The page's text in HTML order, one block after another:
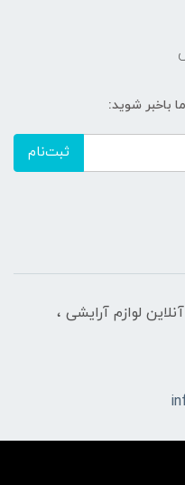
باخبر شوید:
ثبت‌نام
لوازم آرایشی ،